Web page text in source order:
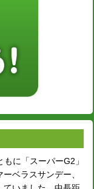
に「スーパーG2」
ベラスサンデー、